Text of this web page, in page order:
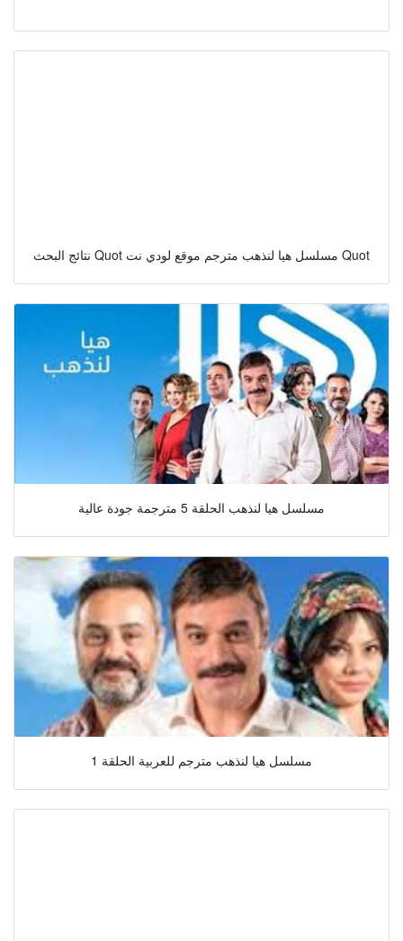
نتائج البحث Quot مسلسل هيا لنذهب مترجم موقع لودي نت Quot
مسلسل هيا لنذهب الحلقة 5 مترجمة جودة عالية
مسلسل هيا لنذهب مترجم للعربية الحلقة 1